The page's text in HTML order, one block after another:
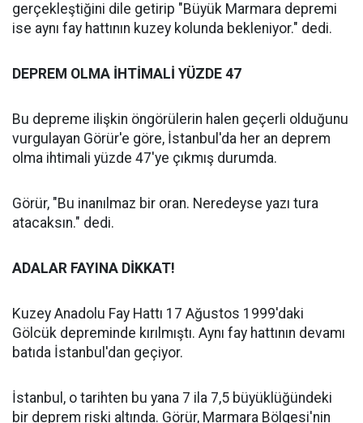
gerçekleştiğini dile getirip "Büyük Marmara depremi
ise aynı fay hattının kuzey kolunda bekleniyor." dedi.
DEPREM OLMA İHTİMALİ YÜZDE 47
Bu depreme ilişkin öngörülerin halen geçerli olduğunu
vurgulayan Görür'e göre, İstanbul'da her an deprem
olma ihtimali yüzde 47'ye çıkmış durumda.
Görür, "Bu inanılmaz bir oran. Neredeyse yazı tura
atacaksın." dedi.
ADALAR FAYINA DİKKAT!
Kuzey Anadolu Fay Hattı 17 Ağustos 1999'daki
Gölcük depreminde kırılmıştı. Aynı fay hattının devamı
batıda İstanbul'dan geçiyor.
İstanbul, o tarihten bu yana 7 ila 7,5 büyüklüğündeki
bir deprem riski altında. Görür, Marmara Bölgesi'nin